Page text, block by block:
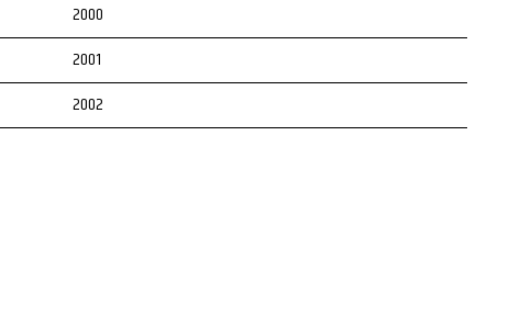
2000
2001
2002